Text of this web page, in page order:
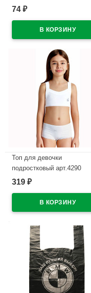
арт.ЕOV24
74 ₽
Топ для девочки
подростковый арт.4290
размер 122-170 цвет белый
319 ₽